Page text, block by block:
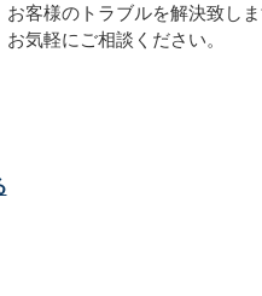
お客様のトラブルを解決致し
お気軽にご相談ください。